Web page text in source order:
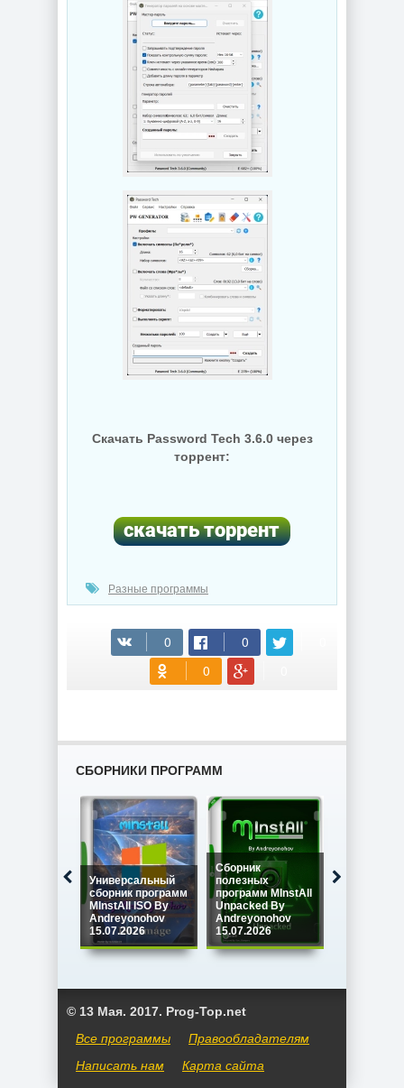
Скачать Password Tech 3.6.0 через
торрент:
(cкачиваний: 59)
Разные программы
СБОРНИКИ ПРОГРАММ
Универсальный
сборник программ
MInstAll ISO By
Andreyonohov
15.07.2026
Сборник
полезных
программ MInstAll
Unpacked By
Andreyonohov
15.07.2026
© 13 Мая. 2017. Prog-Top.net
Все программы
Правообладателям
Написать нам
Карта сайта